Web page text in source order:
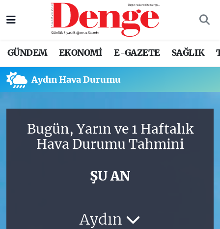
GÜNDEM EKONOMİ E-GAZETE SAĞLIK
Aydın Hava Durumu
Bugün, Yarın ve 1 Haftalık
Hava Durumu Tahmini
ŞU AN
Aydın
Nöbetçi Eczaneler
Trafik Durumu
Süper Lig Puan Durumu ve Fikstür
Tüm Manşetler